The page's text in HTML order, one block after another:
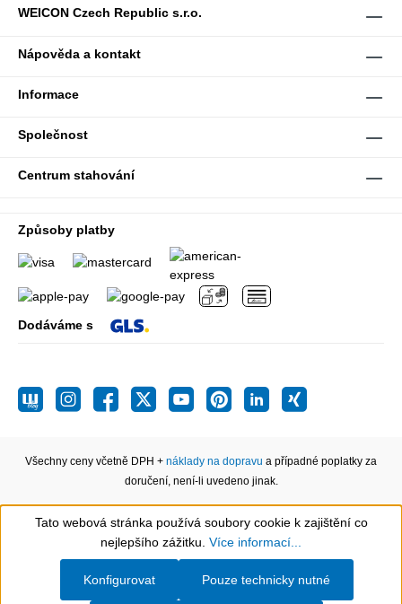
WEICON Czech Republic s.r.o.
Nápověda a kontakt
Informace
Společnost
Centrum stahování
Způsoby platby
Dodáváme s
Všechny ceny včetně DPH + náklady na dopravu a případné poplatky za
doručení, není-li uvedeno jinak.
Show toolbar
Tato webová stránka používá soubory cookie k zajištění co
nejlepšího zážitku. Více informací...
Pouze technicky nutné
Konfigurovat